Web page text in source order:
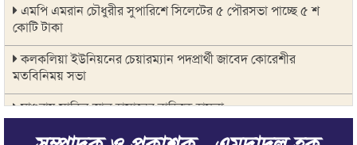
এমপি এমরান চৌধুরীর সুপারিশে সিলেটের ৫ পৌরসভা পাচ্ছে ৫ শ
কোটি টাকা
কলকলিয়া ইউনিয়নের চেয়ারম্যান পদপ্রার্থী জাবেদ কোরেশীর
মতবিনিময় সভা
মাগুরায় সাকিব আল হাসানের বাড়িতে হামলা
জুলাই গণ-অভ্যুত্থানের দ্বিতীয় বার্ষিকীকে জাসদ ও যুব জোট সিলেট